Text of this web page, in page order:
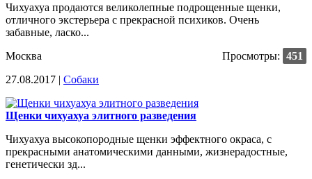
Чихуахуа продаются великолепные подрощенные щенки,
отличного экстерьера с прекрасной психиков. Очень
забавные, ласко...
Москва
Просмотры: 451
27.08.2017 | Собаки
Щенки чихуахуа элитного разведения
Чихуахуа высокопородные щенки эффектного окраса, с
прекрасными анатомическими данными, жизнерадостные,
генетически зд...